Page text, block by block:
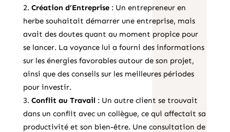
Création d’Entreprise: Un entrepreneur en
herbe souhaitait démarrer une entreprise, mais
avait des doutes quant au moment propice pour
se lancer. La voyance lui a fourni des informations
sur les énergies favorables autour de son projet,
ainsi que des conseils sur les meilleures périodes
pour investir.
Conflit au Travail : Un autre client se trouvait
dans un conflit avec un collègue, ce qui affectait sa
productivité et son bien-être. Une consultation de